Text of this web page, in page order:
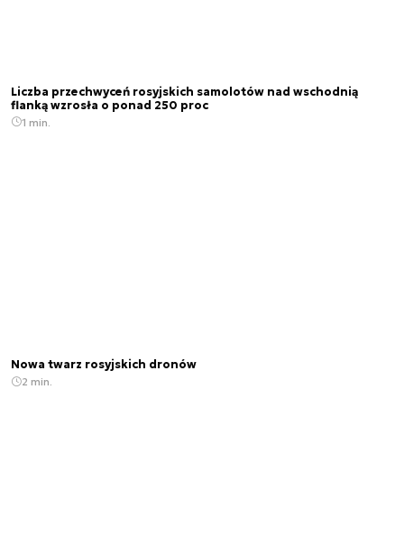
Liczba przechwyceń rosyjskich samolotów nad wschodnią
flanką wzrosła o ponad 250 proc
1 min.
Nowa twarz rosyjskich dronów
2 min.